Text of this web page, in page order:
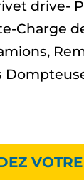
drive-
Charge